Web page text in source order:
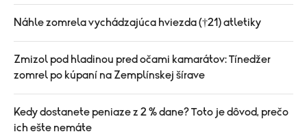
Náhle zomrela vychádzajúca hviezda (†21) atletiky
Zmizol pod hladinou pred očami kamarátov: Tínedžer
zomrel po kúpaní na Zemplínskej šírave
Kedy dostanete peniaze z 2 % dane? Toto je dôvod, prečo
ich ešte nemáte